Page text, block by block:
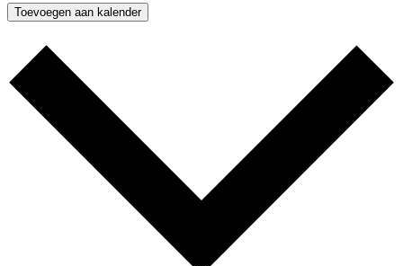
Toevoegen aan kalender